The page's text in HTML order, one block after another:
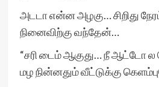
அடடா என்ன அழகு… சிறிது நேரம்
நினைவிற்கு வந்தேன்…
“சரி டைம் ஆகுது… நீ ஆட்டோ ல
மழ நின்னதும் வீட்டுக்கு